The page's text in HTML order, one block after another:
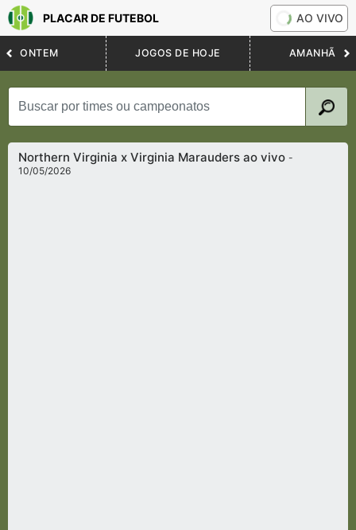
PLACAR DE FUTEBOL AO VIVO
ONTEM JOGOS DE HOJE AMANHÃ
Northern Virginia x Virginia Marauders ao vivo-
10/05/2026